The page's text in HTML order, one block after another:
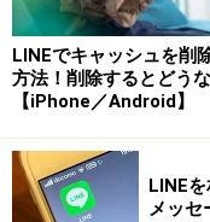
アンケート内容は「テ
る。「テキスト」に
は候補をカレンダー
回答の締め切りを設
「匿名投票」で回答方
LINEでキャッシュを削
方法！削除するとどう
【iPhone／Android】
LINE
メッセ